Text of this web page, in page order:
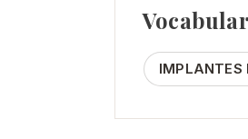
IMPLANTES